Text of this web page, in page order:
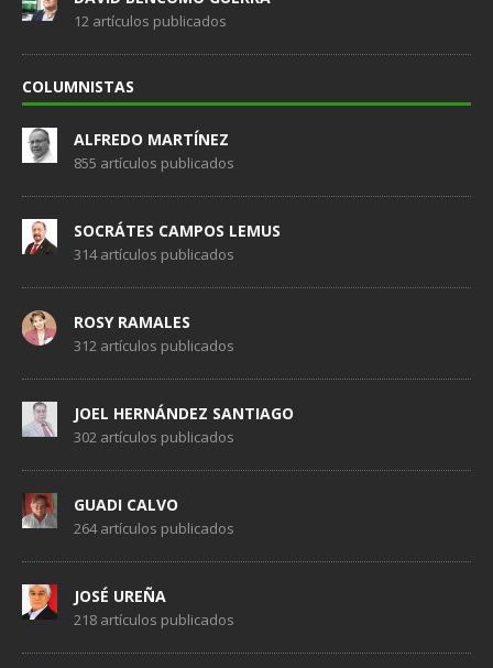
12 artículos publicados
COLUMNISTAS
ALFREDO MARTÍNEZ
855 artículos publicados
SOCRÁTES CAMPOS LEMUS
314 artículos publicados
ROSY RAMALES
312 artículos publicados
JOEL HERNÁNDEZ SANTIAGO
302 artículos publicados
GUADI CALVO
264 artículos publicados
JOSÉ UREÑA
218 artículos publicados